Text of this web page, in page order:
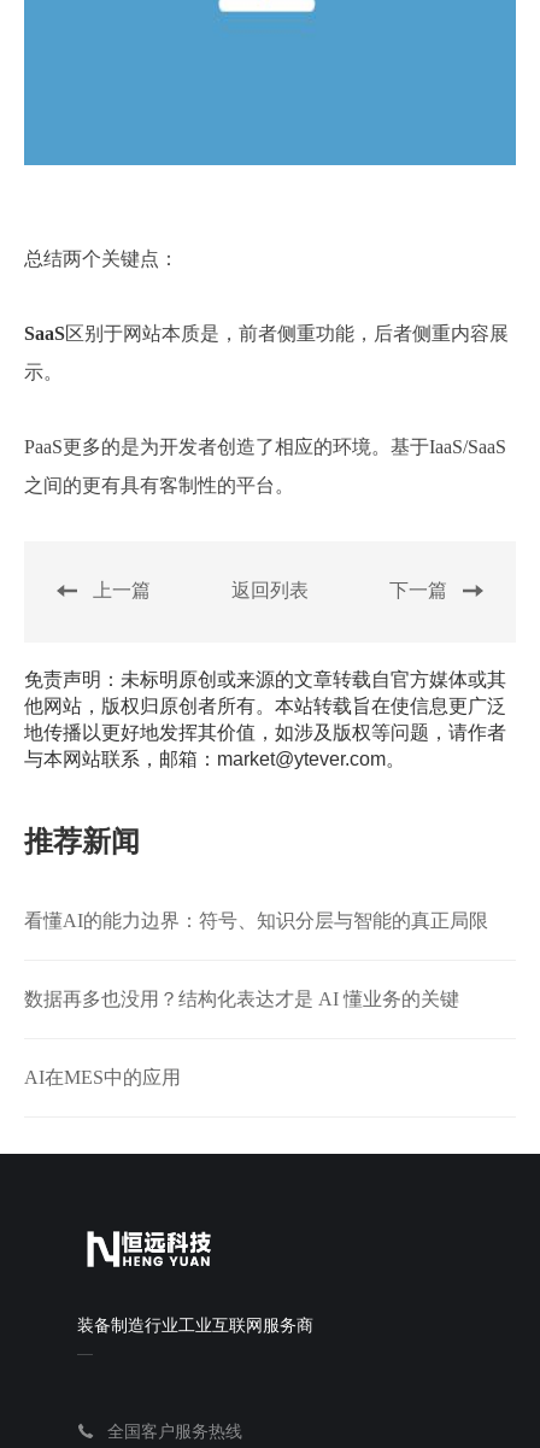
总结两个关键点：
SaaS区别于网站本质是，前者侧重功能，后者侧重内容展
示。
PaaS更多的是为开发者创造了相应的环境。基于IaaS/SaaS
之间的更有具有客制性的平台。
上一篇 返回列表 下一篇
免责声明：未标明原创或来源的文章转载自官方媒体或其
他网站，版权归原创者所有。本站转载旨在使信息更广泛
地传播以更好地发挥其价值，如涉及版权等问题，请作者
与本网站联系，邮箱：market@ytever.com。
推荐新闻
看懂AI的能力边界：符号、知识分层与智能的真正局限
数据再多也没用？结构化表达才是 AI 懂业务的关键
AI在MES中的应用
装备制造行业工业互联网服务商
全国客户服务热线